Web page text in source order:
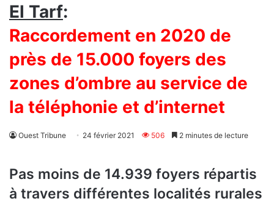
El Tarf:
Raccordement en 2020 de
près de 15.000 foyers des
zones d’ombre au service de
la téléphonie et d’internet
Ouest Tribune 24 février 2021 506 2 minutes de lecture
Pas moins de 14.939 foyers répartis
à travers différentes localités rurales